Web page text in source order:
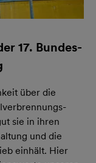
17. Bundes-
über die
sie in ihren
und die
einhält. Hier